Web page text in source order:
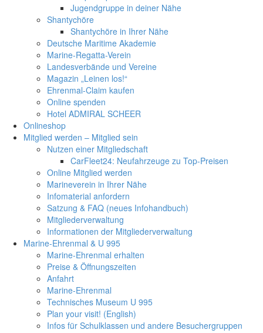
Jugendgruppe in deiner Nähe
Shantychöre
Shantychöre in Ihrer Nähe
Deutsche Maritime Akademie
Marine-Regatta-Verein
Landesverbände und Vereine
Magazin „Leinen los!“
Ehrenmal-Claim kaufen
Online spenden
Hotel ADMIRAL SCHEER
Onlineshop
Mitglied werden – Mitglied sein
Nutzen einer Mitgliedschaft
CarFleet24: Neufahrzeuge zu Top-Preisen
Online Mitglied werden
Marineverein in Ihrer Nähe
Infomaterial anfordern
Satzung & FAQ (neues Infohandbuch)
Mitgliederverwaltung
Informationen der Mitgliederverwaltung
Marine-Ehrenmal & U 995
Marine-Ehrenmal erhalten
Preise & Öffnungszeiten
Anfahrt
Marine-Ehrenmal
Technisches Museum U 995
Plan your visit! (English)
Infos für Schulklassen und andere Besuchergruppen